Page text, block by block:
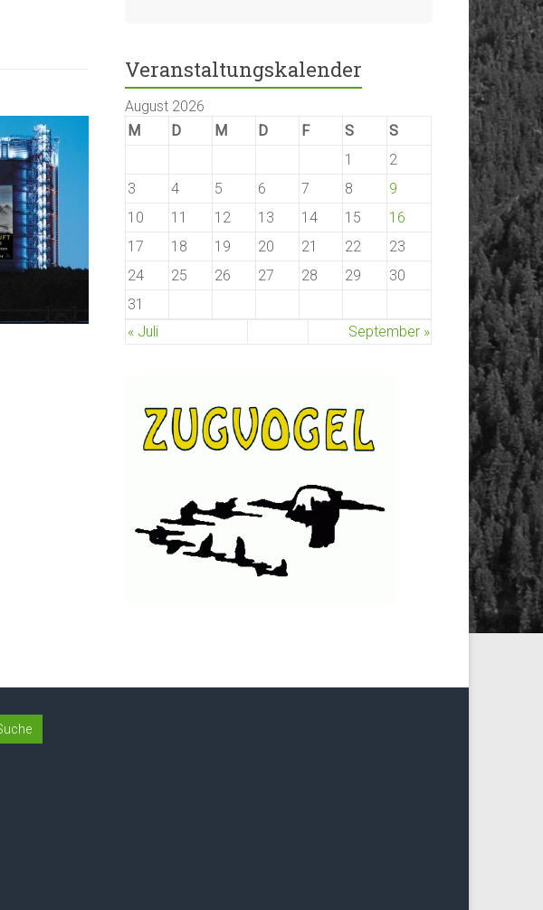
Veranstaltungskalender
August 2026
M
D M D F S
S
1
2
3
4 5 6 7 8
9
10
11 12 13 14 15
16
17
18 19 20 21 22
23
24
25 26 27 28 29
30
31
« Juli
September »